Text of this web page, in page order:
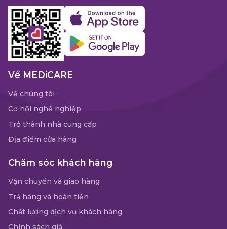
Về MEDiCARE
Về chúng tôi
Cơ hội nghề nghiệp
Trở thành nhà cung cấp
Địa điểm cửa hàng
Chăm sóc khách hàng
Vận chuyển và giao hàng
Trả hàng và hoàn tiền
Chất lượng dịch vụ khách hàng
Chính sách giá